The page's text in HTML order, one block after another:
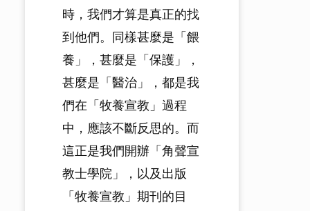
時，我們才算是真正的找
到他們。同樣甚麼是「餵
養」，甚麼是「保護」，
甚麼是「醫治」，都是我
們在「牧養宣教」過程
中，應該不斷反思的。而
這正是我們開辦「角聲宣
教士學院」，以及出版
「牧養宣教」期刊的目